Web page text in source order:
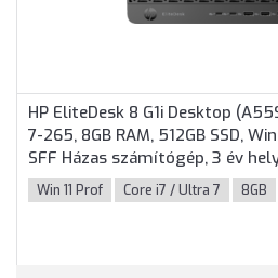
HP EliteDesk 8 G1i Desktop
7-265, 8GB RAM, 512GB SSD,
SFF Házas számítógép, 3 év
Win 11 Prof Core i7 / Ultra 7 8GB